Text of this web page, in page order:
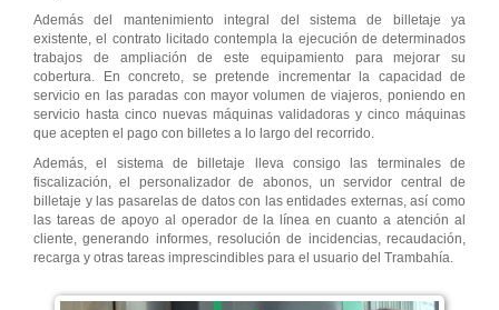
Además del mantenimiento integral del sistema de billetaje ya
existente, el contrato licitado contempla la ejecución de determinados
trabajos de ampliación de este equipamiento para mejorar su
cobertura. En concreto, se pretende incrementar la capacidad de
servicio en las paradas con mayor volumen de viajeros, poniendo en
servicio hasta cinco nuevas máquinas validadoras y cinco máquinas
que acepten el pago con billetes a lo largo del recorrido.
Además, el sistema de billetaje lleva consigo las terminales de
fiscalización, el personalizador de abonos, un servidor central de
billetaje y las pasarelas de datos con las entidades externas, así como
las tareas de apoyo al operador de la línea en cuanto a atención al
cliente, generando informes, resolución de incidencias, recaudación,
recarga y otras tareas imprescindibles para el usuario del Trambahía.